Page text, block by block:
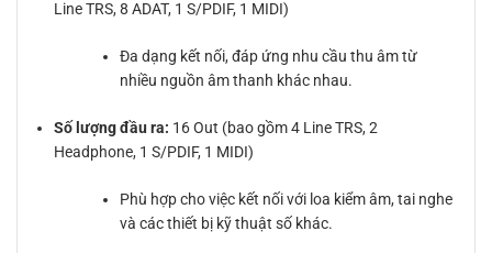
Line TRS, 8 ADAT, 1 S/PDIF, 1 MIDI)
Đa dạng kết nối, đáp ứng nhu cầu thu âm từ
nhiều nguồn âm thanh khác nhau.
Số lượng đầu ra: 16 Out (bao gồm 4 Line TRS, 2
Headphone, 1 S/PDIF, 1 MIDI)
Phù hợp cho việc kết nối với loa kiểm âm, tai nghe
và các thiết bị kỹ thuật số khác.